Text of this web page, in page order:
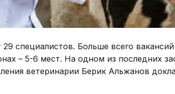
29 специалистов. Больше всего
– 5-6 мест. На одном из последних
ветеринарии Берик Альжанов